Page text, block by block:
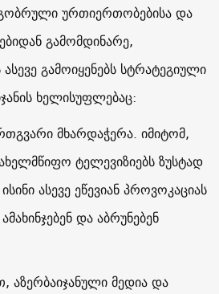
ურთიერთობებისა და
გამომდინარე,
გამოიყენებს სტრატეგიული
ხელისუფლებაც:
მხარდაჭერა. იმიტომ,
ტელევიზიებს ზუსტად
ასევე ეწევიან პროვოკაციას
და აბრუნებენ
აზერბაიჯანული მედია და